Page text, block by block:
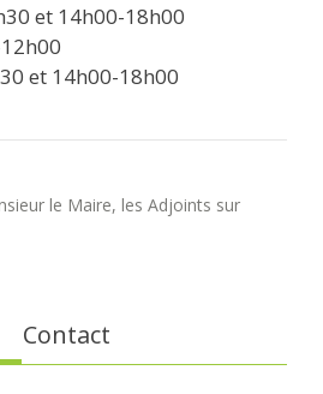
et 14h00-18h00
et 14h00-18h00
le Maire, les Adjoints sur
Contact